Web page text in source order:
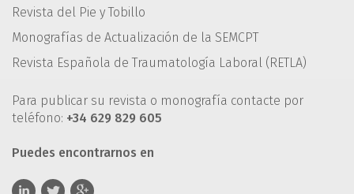
Revista del Pie y Tobillo
Monografías de Actualización de la SEMCPT
Revista Española de Traumatología Laboral (RETLA)
Para publicar su revista o monografía contacte por
teléfono: +34 629 829 605
Puedes encontrarnos en